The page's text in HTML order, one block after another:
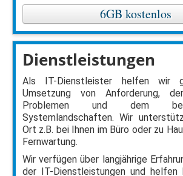
6GB kostenlos
Dienstleistungen
Als IT-Dienstleister helfen wir
Umsetzung von Anforderung,
Problemen und dem
Systemlandschaften. Wir
Ort z.B. bei Ihnen im Büro oder zu
Fernwartung.
Wir verfügen über langjährige
der IT-Dienstleistungen und helfen